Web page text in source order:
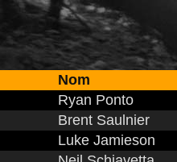
Nom
Ryan Ponto
Brent Saulnier
Luke Jamieson